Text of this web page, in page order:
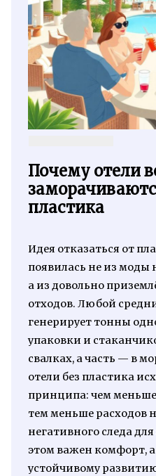
Почему отели
пластика
Идея отказаться от
появилась не из моды
а из довольно
отходов. Любой
генерирует тонны
упаковки и
свалках, а часть — в
отели без пластика
принципа: чем меньше
тем меньше расходов
негативного следа
этом важен комфорт,
устойчивому